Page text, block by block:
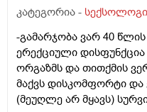
და მალევე მჩვარდება.
გამაგრებული არ აქვს.
მიზეზი, რომ წინა სამი
იწვა კლინიკაში და
წვრილი ნაწლავის
დაძინებით,მეორედ
კატეგორია -
-გამარჯობა ვარ 40 წლის
ერექციული
ორგაზმს და თითქმის
მაქვს დისკომფორტი და
(მეუღლე არ მყავს)